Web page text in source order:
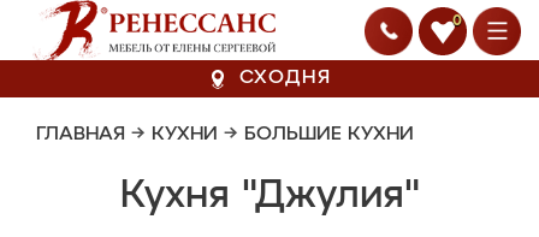
0
СХОДНЯ
ГЛАВНАЯ → КУХНИ → БОЛЬШИЕ КУХНИ
Кухня "Джулия"